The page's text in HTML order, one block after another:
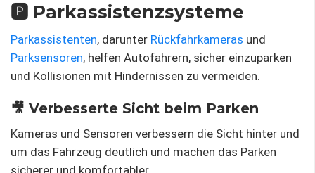
🅿️ Parkassistenzsysteme
Parkassistenten, darunter Rückfahrkameras und
Parksensoren, helfen Autofahrern, sicher einzuparken
und Kollisionen mit Hindernissen zu vermeiden.
🎥 Verbesserte Sicht beim Parken
Kameras und Sensoren verbessern die Sicht hinter und
um das Fahrzeug deutlich und machen das Parken
sicherer und komfortabler.